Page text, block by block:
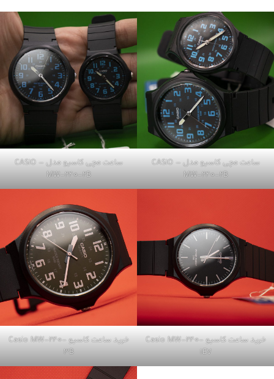
ساعت مچی کاسیو مدل CASIO –
MW-240-2B
ساعت مچی کاسیو مدل CASIO –
MW-240-2B
خرید ساعت کاسیو Casio MW-240-
1EV
خرید ساعت کاسیو Casio MW-240-
3B